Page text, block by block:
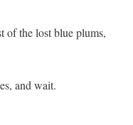
of the lost blue plums,
and wait.